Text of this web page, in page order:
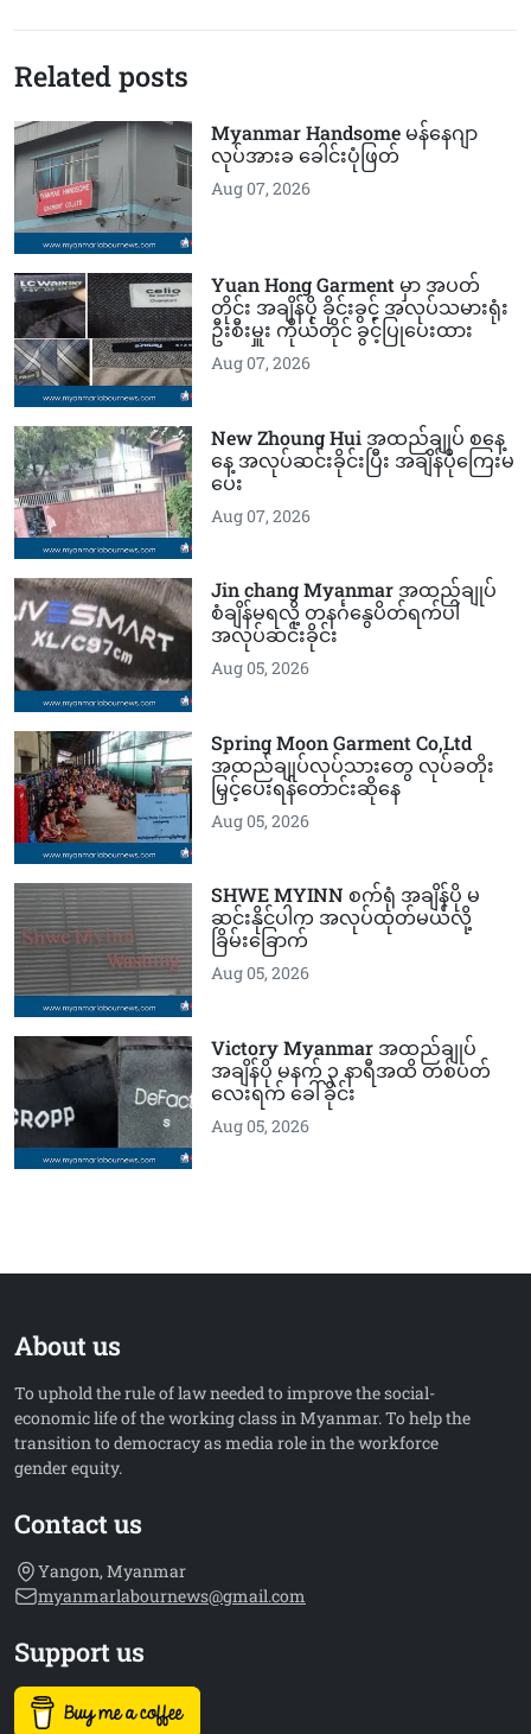
Related posts
Myanmar Handsome မန်နေဂျာ
လုပ်အားခ ခေါင်းပုံဖြတ်
Aug 07, 2026
Yuan Hong Garment မှာ အပတ်
တိုင်း အချိန်ပို ခိုင်းခွင့် အလုပ်သမားရုံး
ဦးစီးမှူး ကိုယ်တိုင် ခွင့်ပြုပေးထား
Aug 07, 2026
New Zhoung Hui အထည်ချုပ် စနေ့
နေ့ အလုပ်ဆင်းခိုင်းပြီး အချိန်ပိုကြေးမ
ပေး
Aug 07, 2026
Jin chang Myanmar အထည်ချုပ်
စံချိန်မရလို့ တနင်္ဂနွေပိတ်ရက်ပါ
အလုပ်ဆင်းခိုင်း
Aug 05, 2026
Spring Moon Garment Co,Ltd
အထည်ချုပ်လုပ်သားတွေ လုပ်ခတိုး
မြှင့်ပေးရန်တောင်းဆိုနေ
Aug 05, 2026
SHWE MYINN စက်ရုံ အချိန်ပို မ
ဆင်းနိုင်ပါက အလုပ်ထုတ်မယ်လို့
ခြိမ်းခြောက်
Aug 05, 2026
Victory Myanmar အထည်ချုပ်
အချိန်ပို မနက် ၃ နာရီအထိ တစ်ပတ်
လေးရက် ခေါ်ခိုင်း
Aug 05, 2026
About us
To uphold the rule of law needed to improve the social-
economic life of the working class in Myanmar. To help the
transition to democracy as media role in the workforce
gender equity.
Contact us
Yangon, Myanmar
myanmarlabournews@gmail.com
Support us